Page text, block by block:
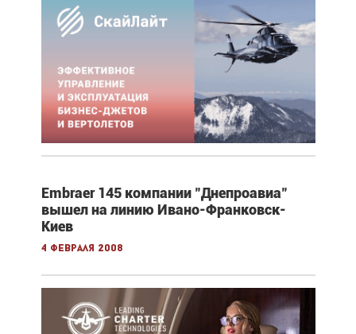
Embraer 145 компании "Днепроавиа"
вышел на линию Ивано-Франковск-
Киев
4 февраля 2008